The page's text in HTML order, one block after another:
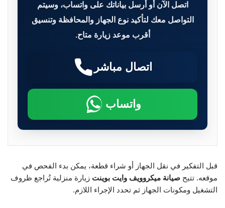
اتصل الآن أو أرسل بياناتك على واتساب، وسيتم
التواصل معك لتأكيد نوع الجهاز والمحافظة وتنسيق
أقرب موعد زيارة متاح.
اتصال مباشر
واتساب
قبل التفكير في نقل الجهاز أو شراء قطعة، يمكن بدء الفحص في
موقعه. تتيح صيانة ميكروويف وايت بوينت زيارة منزلية تُراجع ظروف
التشغيل ومكونات الجهاز ثم تحدد الإجراء اللازم.